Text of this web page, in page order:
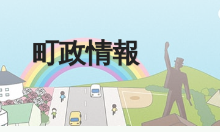
町政情報